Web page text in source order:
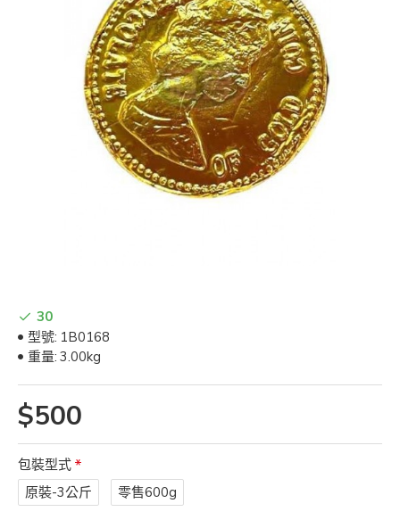
$500
30
型號: 1B0168
重量: 3.00kg
包裝型式
原裝-3公斤
零售600g